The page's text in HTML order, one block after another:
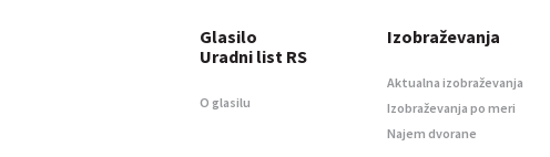
Glasilo
Uradni list RS
O glasilu
Izobraževanja
Aktualna izobraževanja
Izobraževanja po meri
Najem dvorane